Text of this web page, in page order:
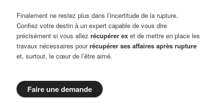
Finalement ne restez plus dans l’incertitude de la rupture.
Confiez votre destin à un expert capable de vous dire
précisément si vous allezrécupérer ex et de mettre en place les
travaux nécessaires pourrécupérer ses affaires après rupture
et, surtout, le cœur de l’être aimé.
Faire une demande